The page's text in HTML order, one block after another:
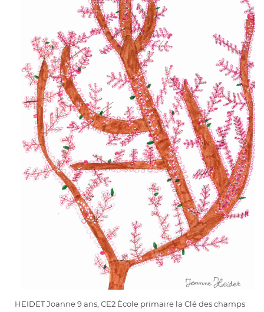
HEIDET Joanne 9 ans, CE2 Ècole primaire la Clé des champs